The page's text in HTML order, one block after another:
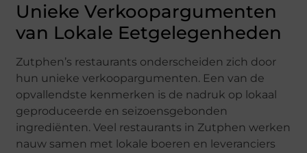
Unieke Verkoopargumenten
van Lokale Eetgelegenheden
Zutphen’s restaurants onderscheiden zich door
hun unieke verkoopargumenten. Een van de
opvallendste kenmerken is de nadruk op lokaal
geproduceerde en seizoensgebonden
ingrediënten. Veel restaurants in Zutphen werken
nauw samen met lokale boeren en leveranciers